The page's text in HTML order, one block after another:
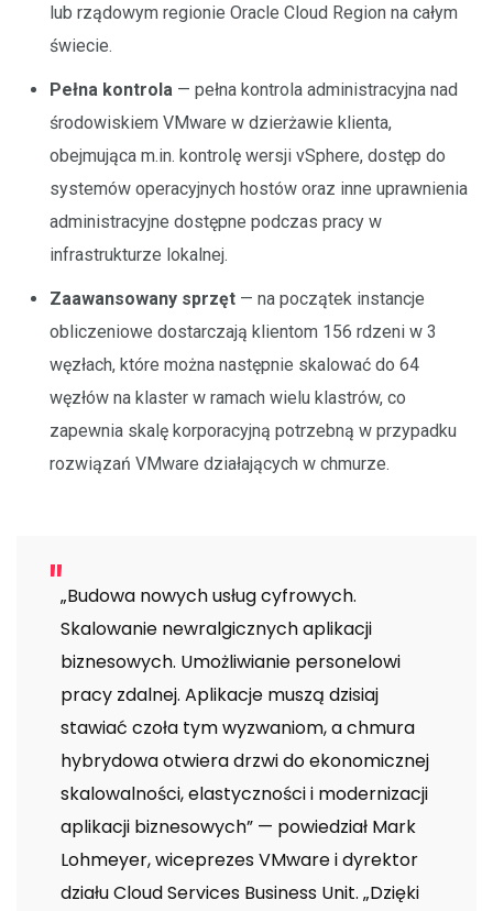
lub rządowym regionie Oracle Cloud Region na całym
świecie.
Pełna kontrola — pełna kontrola administracyjna nad
środowiskiem VMware w dzierżawie klienta,
obejmująca m.in. kontrolę wersji vSphere, dostęp do
systemów operacyjnych hostów oraz inne uprawnienia
administracyjne dostępne podczas pracy w
infrastrukturze lokalnej.
Zaawansowany sprzęt — na początek instancje
obliczeniowe dostarczają klientom 156 rdzeni w 3
węzłach, które można następnie skalować do 64
węzłów na klaster w ramach wielu klastrów, co
zapewnia skalę korporacyjną potrzebną w przypadku
rozwiązań VMware działających w chmurze.
„Budowa nowych usług cyfrowych.
Skalowanie newralgicznych aplikacji
biznesowych. Umożliwianie personelowi
pracy zdalnej. Aplikacje muszą dzisiaj
stawiać czoła tym wyzwaniom, a chmura
hybrydowa otwiera drzwi do ekonomicznej
skalowalności, elastyczności i modernizacji
aplikacji biznesowych” — powiedział Mark
Lohmeyer, wiceprezes VMware i dyrektor
działu Cloud Services Business Unit. „Dzięki